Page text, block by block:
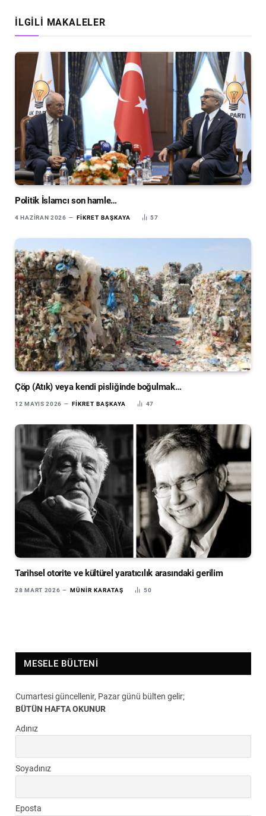
İLGILI MAKALELER
Politik İslamcı son hamle…
4 HAZIRAN 2026 FIKRET BAŞKAYA 57
Çöp (Atık) veya kendi pisliğinde boğulmak…
12 MAYIS 2026 FIKRET BAŞKAYA 47
Tarihsel otorite ve kültürel yaratıcılık arasındaki gerilim
28 MART 2026 MÜNIR KARATAŞ 50
MESELE BÜLTENI
Cumartesi güncellenir, Pazar günü bülten gelir;
BÜTÜN HAFTA OKUNUR
Adınız
Soyadınız
Eposta